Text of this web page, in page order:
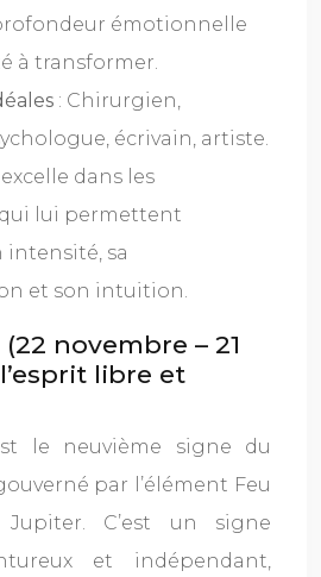
émotionnelle
à transformer.
: Chirurgien,
écrivain, artiste.
dans les
lui permettent
intensité, sa
et son intuition.
novembre – 21
libre et
le neuvième signe du
par l’élément Feu
C’est un signe
et indépendant,